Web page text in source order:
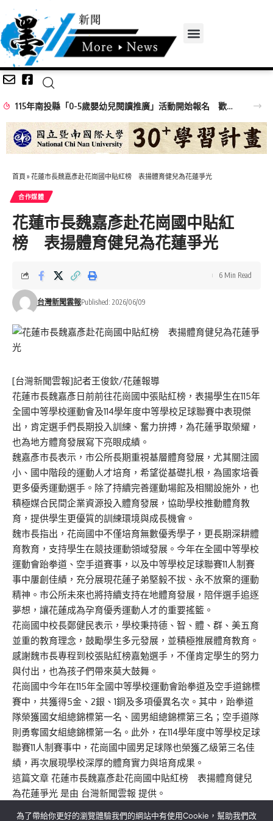
115年南投縣「0-5歲嬰幼兒閱讀推廣」活動開始報名 歡迎民眾踴躍參加
首頁 » 花蓮市長魏嘉彥赴花崗國中貼紅榜 表揚體育健兒為花蓮爭光
合作媒體
花蓮市長魏嘉彥赴花崗國中貼紅
榜 表揚體育健兒為花蓮爭光
台灣新聞雲報Published: 2026/06/09
6 Min Read
[台灣新聞雲報]記者王俊欽/花蓮報導
花蓮市長魏嘉彥日前前往花崗國中張貼紅榜，表揚學生在115年
全國中等學校運動會及114學年度中等學校足球聯賽中表現傑
出，肯定選手們長期投入訓練、奮力拚搏，為花蓮爭取榮耀，
也為地方體育發展寫下亮眼成績。
魏嘉彥市長表示，市公所長期重視基層體育發展，尤其關注國
小、國中階段的運動人才培育，希望從基礎扎根，為國家培養
更多優秀運動選手。除了持續完善運動場館及相關設施外，也
積極媒合民間企業資源投入體育發展，協助學校推動體育教
育，提供學生更優質的訓練環境與成長機會。
魏市長指出，花崗國中不僅培育無數優秀學子，更長期深耕體
育教育，支持學生在競技運動領域發展。今年在全國中等學校
運動會跆拳道、空手道賽事，以及中等學校足球聯賽11人制賽
事中屢創佳績，充分展現花蓮子弟堅毅不拔、永不放棄的運動
精神。市公所未來也將持續支持在地體育發展，陪伴選手追逐
夢想，讓花蓮成為孕育優秀運動人才的重要搖籃。
花崗國中校長鄭健民表示，學校秉持德、智、體、群、美五育
並重的教育理念，鼓勵學生多元發展，並積極推展體育教育。
感謝魏市長專程到校張貼紅榜嘉勉選手，不僅肯定學生的努力
與付出，也為孩子們帶來莫大鼓舞。
花崗國中今年在115年全國中等學校運動會跆拳道及空手道錦標
賽中，共獲得5金、2銀、1銅及多項優異名次。其中，跆拳道
隊榮獲國女組總錦標第一名、國男組總錦標第三名；空手道隊
則勇奪國女組總錦標第一名。此外，在114學年度中等學校足球
聯賽11人制賽事中，花崗國中國男足球隊也榮獲乙級第三名佳
績，再次展現學校深厚的體育實力與培育成果。
這篇文章 花蓮市長魏嘉彥赴花崗國中貼紅榜 表揚體育健兒
為花蓮爭光 是由 台灣新聞雲報 提供。
為了帶給你更好的瀏覽體驗我們的網站中有使用Cookie，幫助我們改